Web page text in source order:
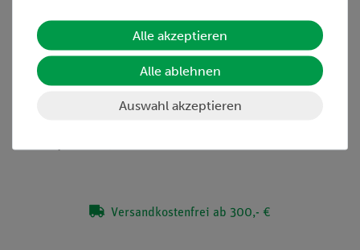
Sprache erhältlich)
Media / Downloads
Versandkostenfrei ab 300,- €
Alle akzeptieren
Alle ablehnen
Auswahl akzeptieren